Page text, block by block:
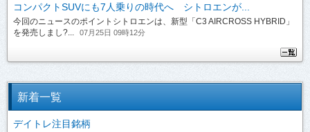
コンパクトSUVにも7人乗りの時代へ シトロエンが...
今回のニュースのポイントシトロエンは、新型「C3 AIRCROSS HYBRID」
を発売しまし?...
07月25日 09時12分
新着一覧
デイトレ注目銘柄